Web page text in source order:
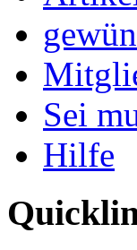
Sei
Hilfe